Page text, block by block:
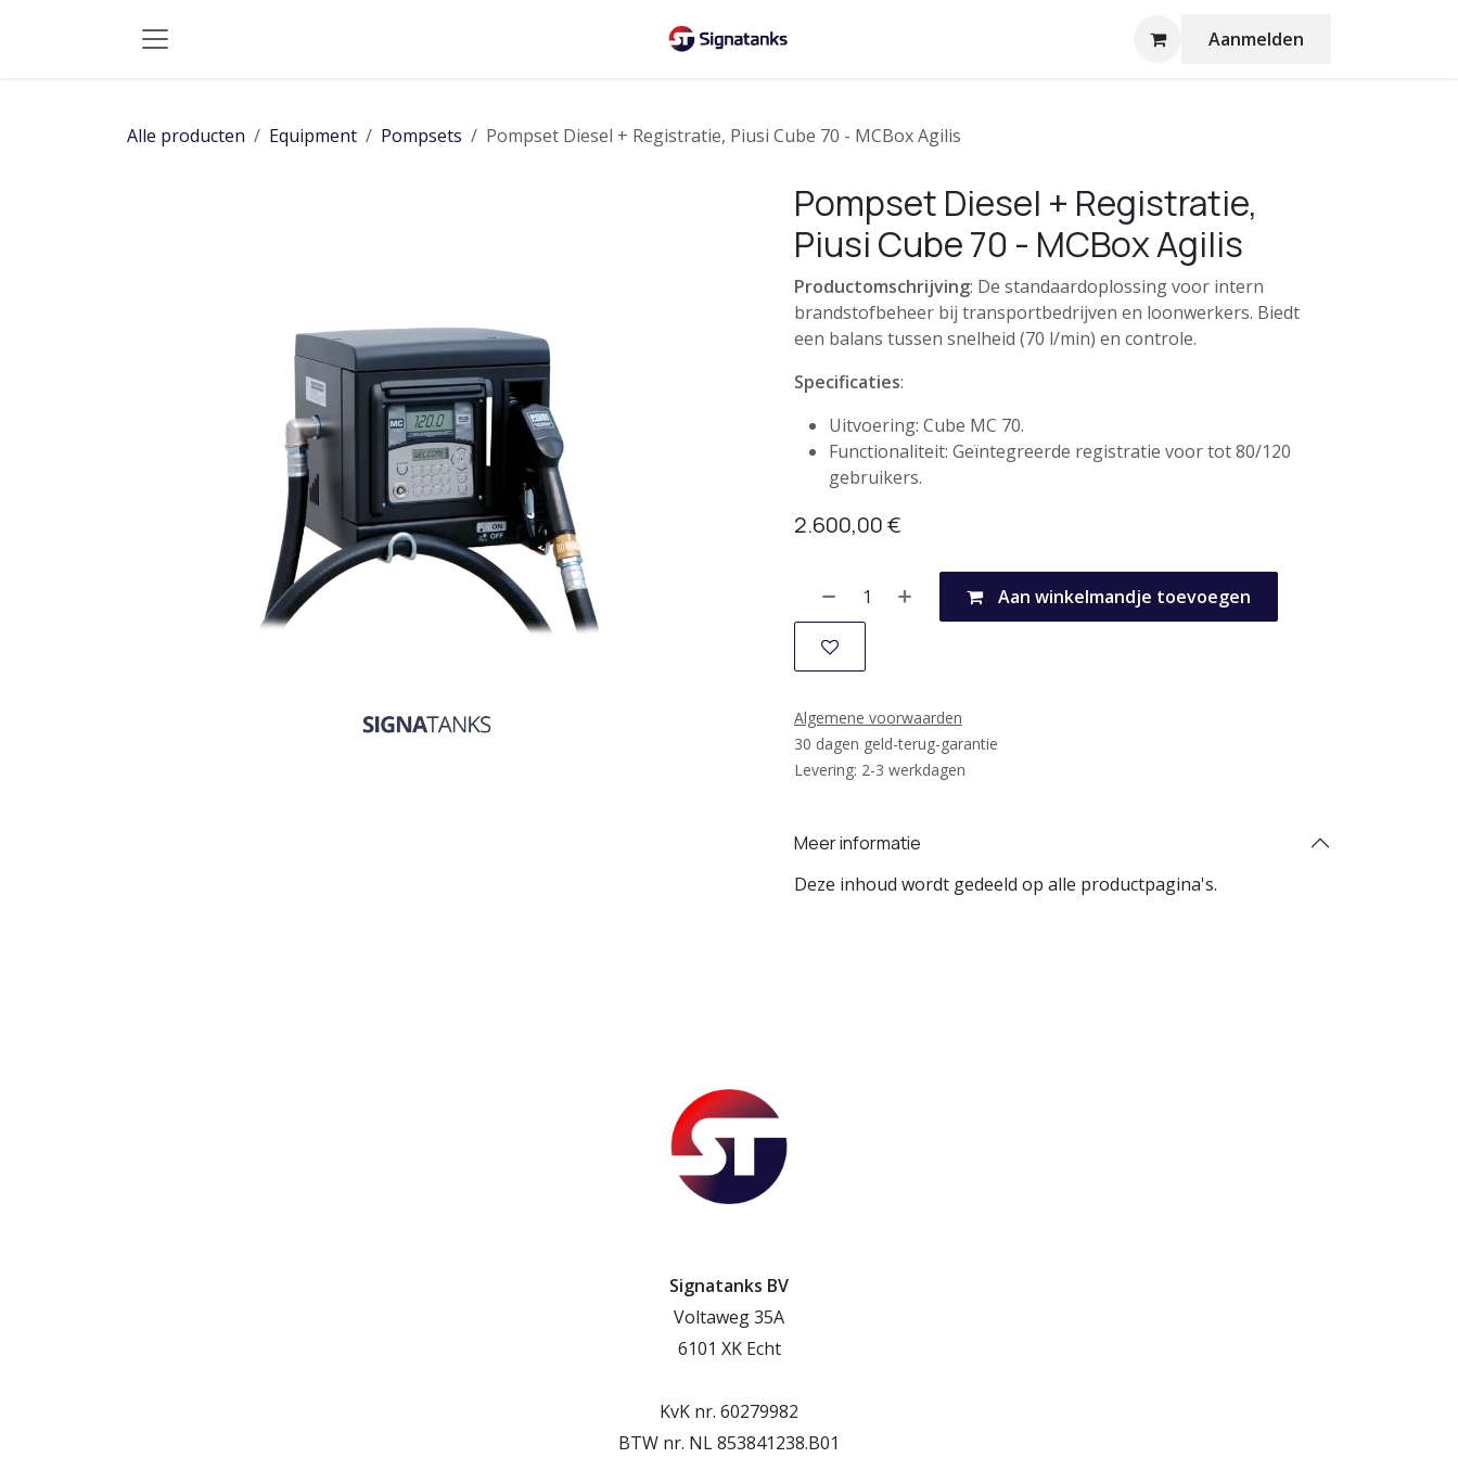
Aanmelden
Alle producten Equipment Pompsets Pompset Diesel + Registratie, Piusi Cube 70 - MCBox Agilis
Pompset Diesel + Registratie,
Piusi Cube 70 - MCBox Agilis
Productomschrijving: De standaardoplossing voor intern
brandstofbeheer bij transportbedrijven en loonwerkers. Biedt
een balans tussen snelheid (70 l/min) en controle.
Specificaties:
Uitvoering: Cube MC 70.
Functionaliteit: Geïntegreerde registratie voor tot 80/120
gebruikers.
2.600,00€
Aan winkelmandje toevoegen
Algemene voorwaarden
30 dagen geld-terug-garantie
Levering: 2-3 werkdagen
Meer informatie
Deze inhoud wordt gedeeld op alle productpagina's.
Signatanks BV
Voltaweg 35A
6101 XK Echt
KvK nr. 60279982
BTW nr. NL 853841238.B01